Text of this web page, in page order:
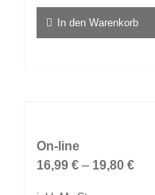
In den Warenkorb
On-line
16,99 € – 19,80 €